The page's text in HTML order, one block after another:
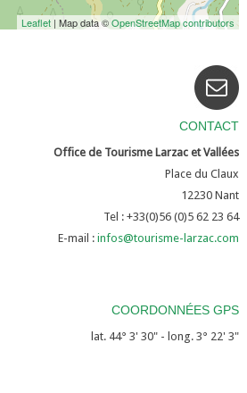
Leaflet | Map data ©OpenStreetMap contributors
CONTACT
Office de Tourisme Larzac et Vallées
Place du Claux
12230 Nant
Tel : +33(0)56 (0)5 62 23 64
E-mail : infos@tourisme-larzac.com
COORDONNÉES GPS
lat. 44° 3' 30" - long. 3° 22' 3"